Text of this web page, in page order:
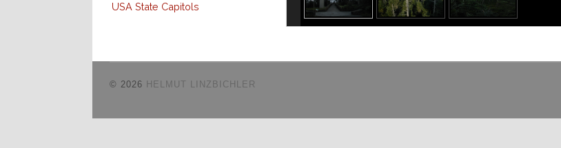
USA State Capitols
© 2026 HELMUT LINZBICHLER